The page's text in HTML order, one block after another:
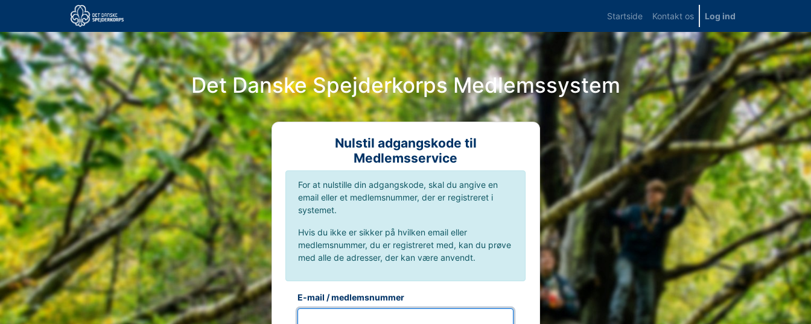
Startside Kontakt os Log ind
Det Danske Spejderkorps Medlemssystem
Nulstil adgangskode til
Medlemsservice
For at nulstille din adgangskode, skal du angive en
email eller et medlemsnummer, der er registreret i
systemet.
Hvis du ikke er sikker på hvilken email eller
medlemsnummer, du er registreret med, kan du prøve
med alle de adresser, der kan være anvendt.
E-mail / medlemsnummer